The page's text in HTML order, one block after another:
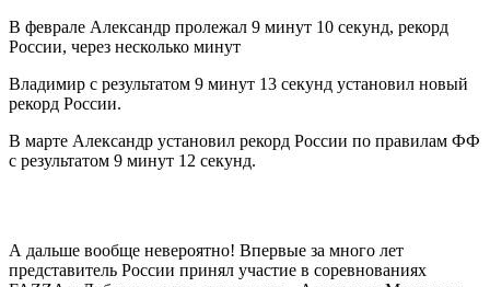
В феврале Александр пролежал 9 минут 10 секунд, рекорд
России, через несколько минут
Владимир с результатом 9 минут 13 секунд установил новый
рекорд России.
В марте Александр установил рекорд России по правилам ФФ
с результатом 9 минут 12 секунд.
А дальше вообще невероятно! Впервые за много лет
представитель России принял участие в соревнованиях